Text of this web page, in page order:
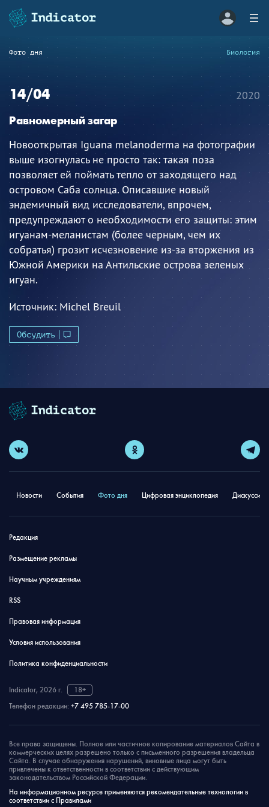
Фото дня Биология
14/04
Равномерный загар
Новооткрытая Iguana melanoderma на фотографии
выше изогнулась не просто так: такая поза
позволяет ей поймать тепло от заходящего над
островом Саба солнца. Описавшие новый
эндемичный вид исследователи, впрочем,
предупреждают о необходимости его защиты: этим
игуанам-меланистам (более черным, чем их
собратья) грозит исчезновение из-за вторжения из
Южной Америки на Антильские острова зеленых
игуан.
Источник:Michel Breuil
Обсудить
2020
Новости События Фото дня Цифровая энциклопедия
Редакция
Размещение рекламы
Научным учреждениям
RSS
Правовая информация
Условия использования
Политика конфиденциальности
Indicator, 2026 г.
18+
Телефон редакции: +7 495 785-17-00
Все права защищены. Полное или частичное копирование материалов Сайта в
коммерческих целях разрешено только с письменного разрешения владельца
Сайта. В случае обнаружения нарушений, виновные лица могут быть
привлечены к ответственности в соответствии с действующим
законодательством Российской Федерации.
На информационном ресурсе применяются рекомендательные технологии в
соответствии с Правилами